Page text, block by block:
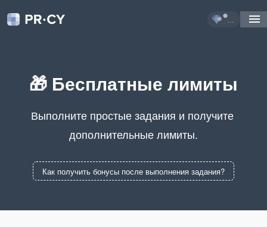
...
🎁 Бесплатные лимиты
Выполните простые задания и получите
дополнительные лимиты.
Как получить бонусы после выполнения задания?